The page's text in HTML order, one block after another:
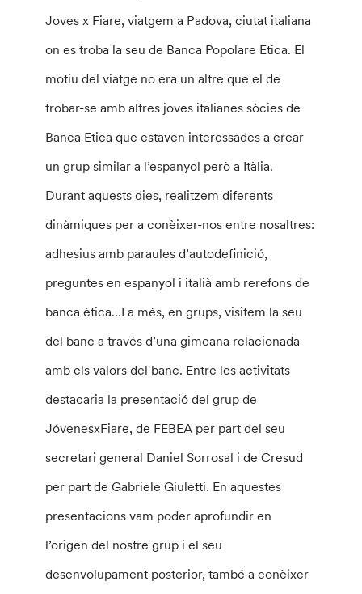
Joves x Fiare, viatgem a Padova, ciutat italiana
on es troba la seu de Banca Popolare Etica. El
motiu del viatge no era un altre que el de
trobar-se amb altres joves italianes sòcies de
Banca Etica que estaven interessades a crear
un grup similar a l’espanyol però a Itàlia.
Durant aquests dies, realitzem diferents
dinàmiques per a conèixer-nos entre nosaltres:
adhesius amb paraules d’autodefinició,
preguntes en espanyol i italià amb rerefons de
banca ètica…I a més, en grups, visitem la seu
del banc a través d’una gimcana relacionada
amb els valors del banc. Entre les activitats
destacaria la presentació del grup de
JóvenesxFiare, de FEBEA per part del seu
secretari general DanielSorrosal i deCresud
per part deGabriele Giuletti. En aquestes
presentacions vam poder aprofundir en
l’origen del nostre grup i el seu
desenvolupament posterior, també a conèixer